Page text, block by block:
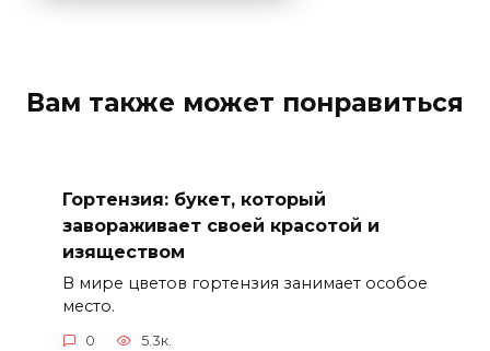
Вам также может понравиться
Гортензия: букет, который
завораживает своей красотой и
изяществом
В мире цветов гортензия занимает особое
место.
0 5.3к.